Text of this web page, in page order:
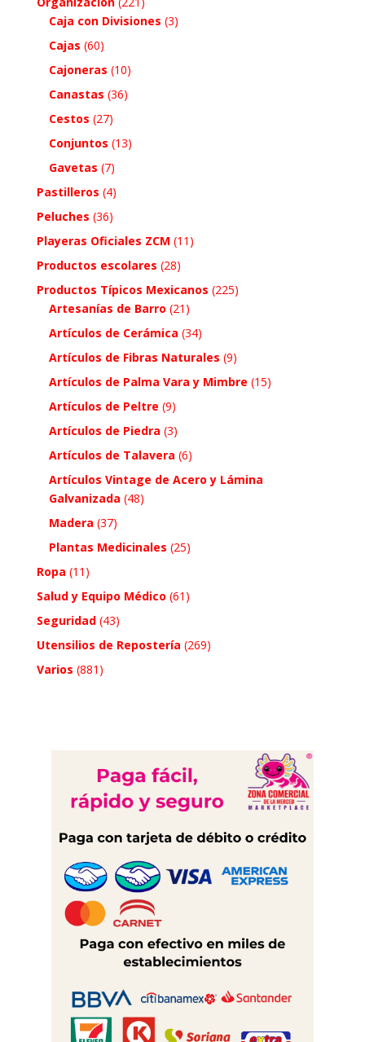
Caja con Divisiones (3)
Cajas (60)
Cajoneras (10)
Canastas (36)
Cestos (27)
Conjuntos (13)
Gavetas (7)
Pastilleros (4)
Peluches (36)
Playeras Oficiales ZCM (11)
Productos escolares (28)
Productos Típicos Mexicanos (225)
Artesanías de Barro (21)
Artículos de Cerámica (34)
Artículos de Fibras Naturales (9)
Artículos de Palma Vara y Mimbre (15)
Artículos de Peltre (9)
Artículos de Piedra (3)
Artículos de Talavera (6)
Artículos Vintage de Acero y Lámina
Galvanizada (48)
Madera (37)
Plantas Medicinales (25)
Ropa (11)
Salud y Equipo Médico (61)
Seguridad (43)
Utensilios de Repostería (269)
Varios (881)